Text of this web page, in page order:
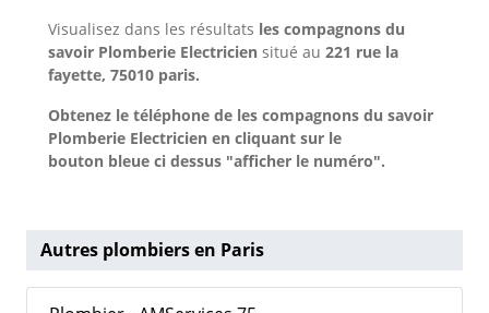
Visualisez dans les résultats les compagnons du
savoir Plomberie Electricien situé au 221 rue la
fayette, 75010 paris.
Obtenez le téléphone de les compagnons du savoir
Plomberie Electricien en cliquant sur le
bouton bleue ci dessus "afficher le numéro".
Autres plombiers en Paris